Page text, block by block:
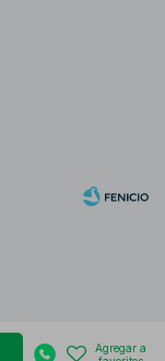
Fenicio